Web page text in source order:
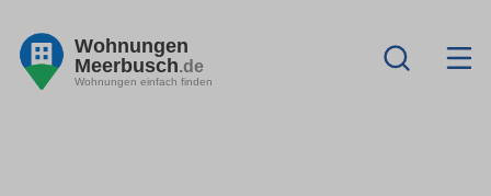
Wohnungen
Meerbusch.de
Wohnungen einfach finden